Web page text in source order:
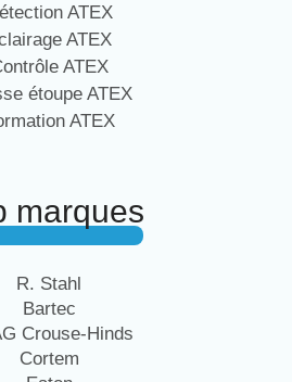
ATEX
ATEX
ATEX
étoupe ATEX
ATEX
marques
R. Stahl
Bartec
Crouse-Hinds
Cortem